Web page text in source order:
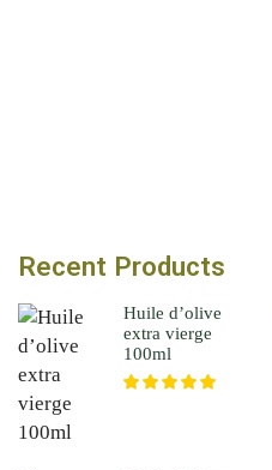
Recent Products
Huile d’olive
extra vierge
100ml